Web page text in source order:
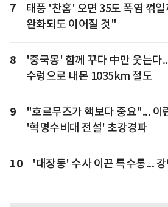
7
태풍 '찬홈' 오면 35도 폭염 꺾
완화되도 이어질 것"
8
'중국몽' 함께 꾸다 中만 웃는다
수렁으로 내몬 1035km 철도
9
"호르무즈가 핵보다 중요"... 이
'혁명수비대 전설' 초강경파
10 '대장동' 수사 이끈 특수통...